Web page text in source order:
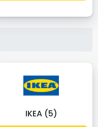
IKEA (5)